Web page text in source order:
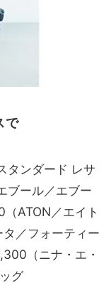
で
タンダード レサ
ブール／エブー
ATON／エイト
／フォーティー
（ニナ・エ・
グ